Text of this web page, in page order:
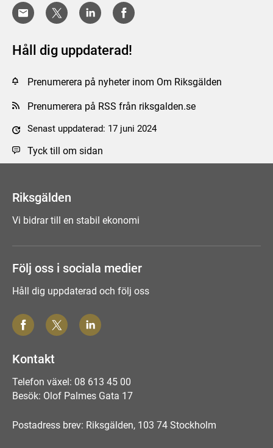
Håll dig uppdaterad!
Prenumerera på nyheter inom Om Riksgälden
Prenumerera på RSS från riksgalden.se
Senast uppdaterad: 17 juni 2024
Tyck till om sidan
Riksgälden
Vi bidrar till en stabil ekonomi
Följ oss i sociala medier
Håll dig uppdaterad och följ oss
Kontakt
Telefon växel: 08 613 45 00
Besök: Olof Palmes Gata 17
Postadress brev: Riksgälden, 103 74 Stockholm